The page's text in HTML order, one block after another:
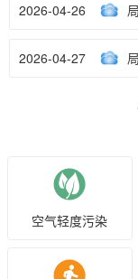
2026-04-26
2026-04-27
空气轻度污染